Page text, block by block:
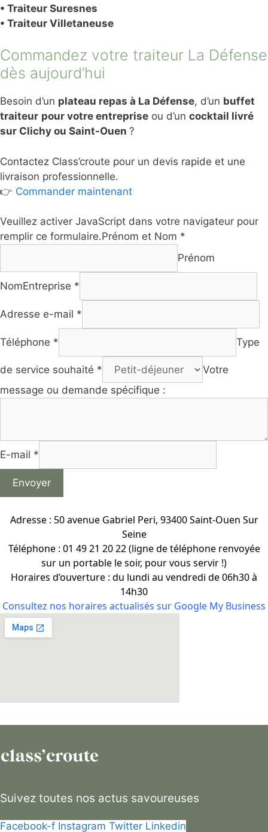
• Traiteur Suresnes
• Traiteur Villetaneuse
Commandez votre traiteur La Défense
dès aujourd’hui
Besoin d’un plateau repas à La Défense, d’un buffet
traiteur pour votre entreprise ou d’un cocktail livré
sur Clichy ou Saint-Ouen ?
Contactez Class’croute pour un devis rapide et une
livraison professionnelle.
👉 Commander maintenant
Veuillez activer JavaScript dans votre navigateur pour
remplir ce formulaire.Prénom et Nom *
Prénom
NomEntreprise *
Adresse e-mail *
Téléphone * Type
de service souhaité *
Votre
message ou demande spécifique :
E-mail *
Envoyer
Adresse : 50 avenue Gabriel Peri, 93400 Saint-Ouen Sur
Seine
Téléphone : 01 49 21 20 22 (ligne de téléphone renvoyée
sur un portable le soir, pour vous servir !)
Horaires d’ouverture : du lundi au vendredi de 06h30 à
14h30
Consultez nos horaires actualisés sur Google My Business
Suivez toutes nos actus savoureuses
Facebook-f Instagram Twitter Linkedin